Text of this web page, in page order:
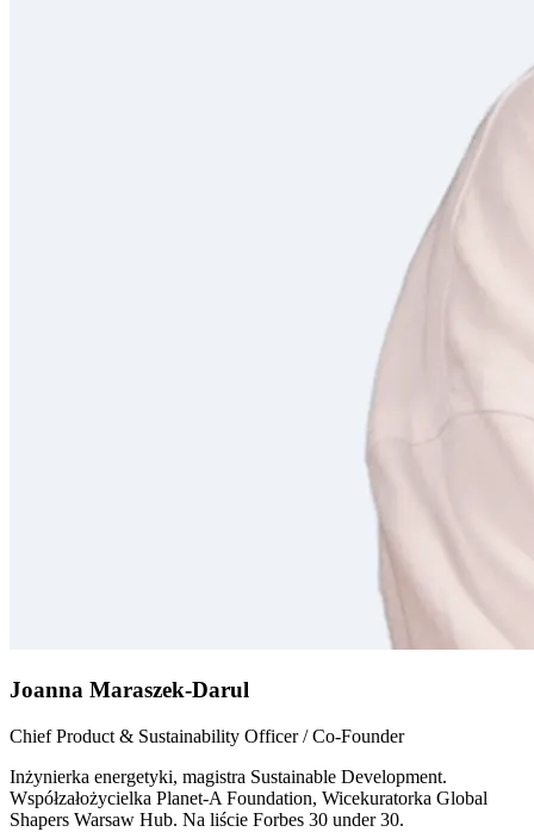
Joanna Maraszek-Darul
Chief Product & Sustainability Officer / Co-Founder
Inżynierka energetyki, magistra Sustainable Development.
Współzałożycielka Planet-A Foundation, Wicekuratorka Global
Shapers Warsaw Hub. Na liście Forbes 30 under 30.